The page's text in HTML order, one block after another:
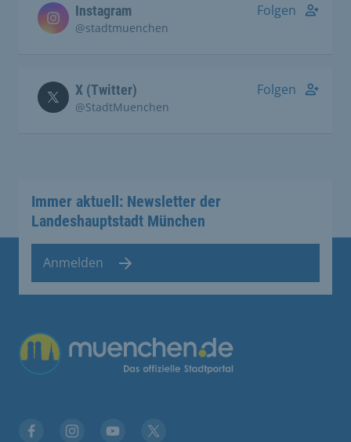
Instagram
@stadtmuenchen
Folgen
X (Twitter)
@StadtMuenchen
Folgen
Immer aktuell: Newsletter der
Landeshauptstadt München
Anmelden
Übergreifende Links